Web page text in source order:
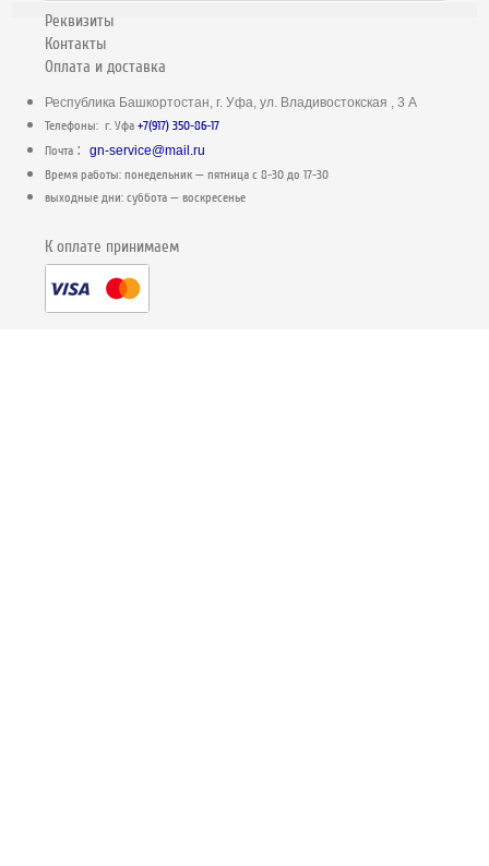
Реквизиты
Контакты
Оплата и доставка
Республика Башкортостан, г. Уфа, ул. Владивостокская , 3 А
Телефоны: г. Уфа+7(917) 350-86-17
Почта :gn-service@mail.ru
Время работы: понедельник — пятница c 8-30 до 17-30
выходные дни: суббота — воскресенье
К оплате принимаем